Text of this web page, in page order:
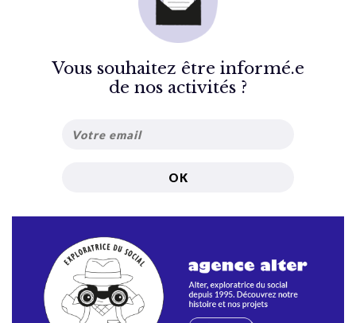
Vous souhaitez être informé.e
de nos activités ?